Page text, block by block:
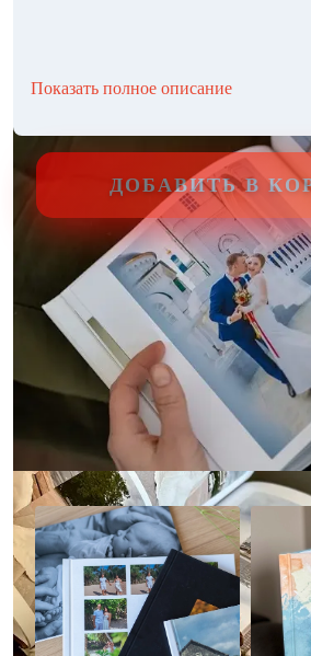
Показать полное описание
ДОБАВИТЬ В
Другие стили